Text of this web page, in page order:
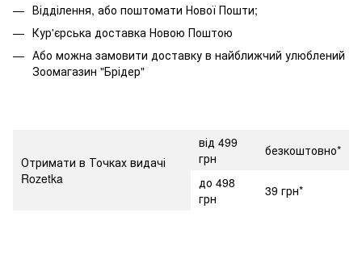
Відділення, або поштомати Нової Пошти;
Кур'єрська доставка Новою Поштою
Або можна замовити доставку в найближчий улюблений
Зоомагазин "Брідер"
Отримати в Точках видачі
Rozetka
від 499
грн
безкоштовно*
до 498
грн
39 грн*